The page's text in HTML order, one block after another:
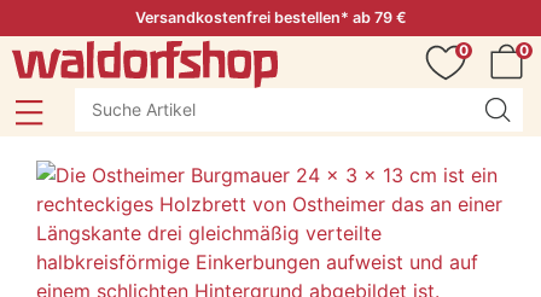
Versandkostenfrei bestellen* ab 79 €
0
0